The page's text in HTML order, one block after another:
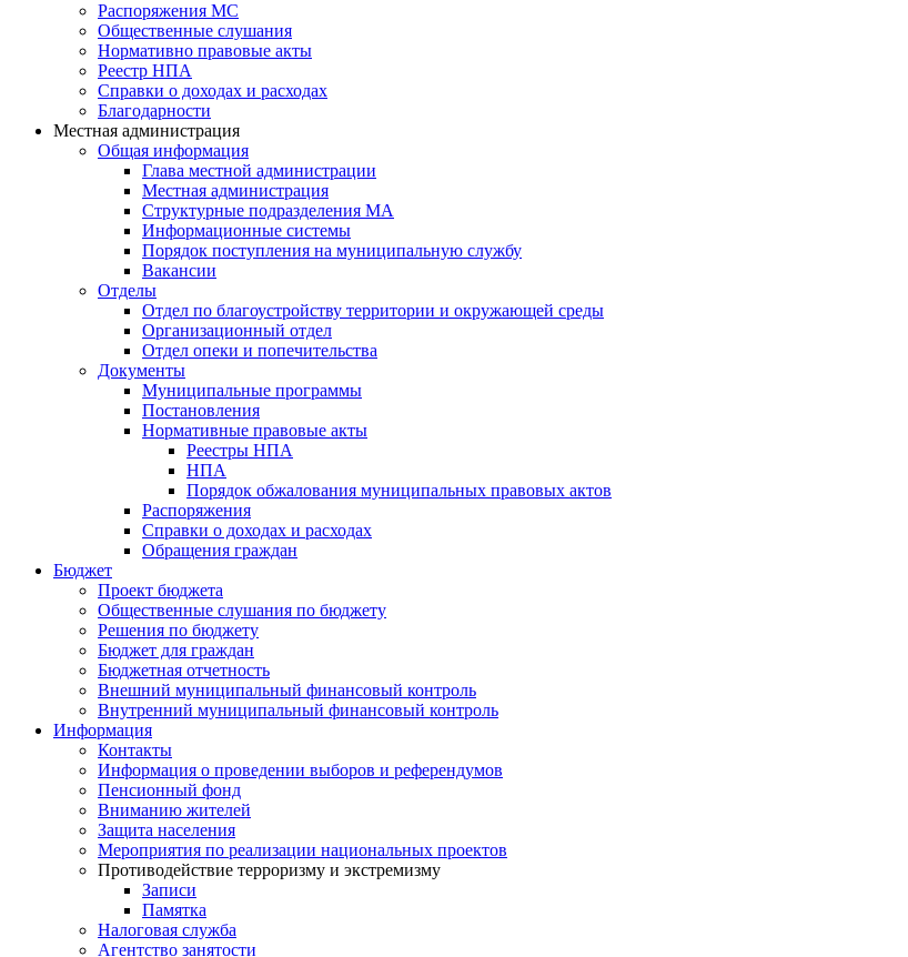
Распоряжения МС
Общественные слушания
Нормативно правовые акты
Реестр НПА
Справки о доходах и расходах
Благодарности
Местная администрация
Общая информация
Глава местной администрации
Местная администрация
Структурные подразделения МА
Информационные системы
Порядок поступления на муниципальную службу
Вакансии
Отделы
Отдел по благоустройству территории и окружающей среды
Организационный отдел
Отдел опеки и попечительства
Документы
Муниципальные программы
Постановления
Нормативные правовые акты
Реестры НПА
НПА
Порядок обжалования муниципальных правовых актов
Распоряжения
Справки о доходах и расходах
Обращения граждан
Бюджет
Проект бюджета
Общественные слушания по бюджету
Решения по бюджету
Бюджет для граждан
Бюджетная отчетность
Внешний муниципальный финансовый контроль
Внутренний муниципальный финансовый контроль
Информация
Контакты
Информация о проведении выборов и референдумов
Пенсионный фонд
Вниманию жителей
Защита населения
Мероприятия по реализации национальных проектов
Противодействие терроризму и экстремизму
Записи
Памятка
Налоговая служба
Агентство занятости